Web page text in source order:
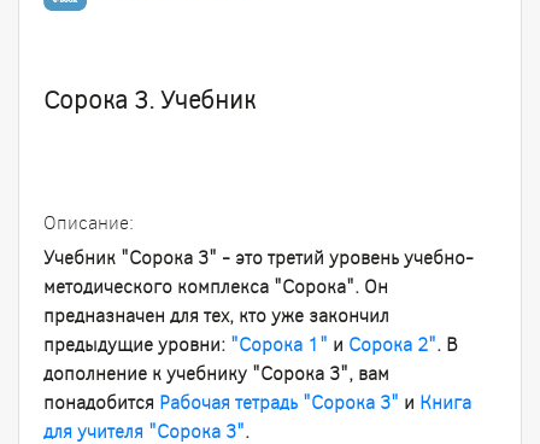
Сорока 3. Учебник
Описание:
Учебник "Сорока 3" - это третий уровень учебно-
методического комплекса "Сорока". Он
предназначен для тех, кто уже закончил
предыдущие уровни: "Сорока 1" и Сорока 2". В
дополнение к учебнику "Сорока 3", вам
понадобится Рабочая тетрадь "Сорока 3" и Книга
для учителя "Сорока 3".